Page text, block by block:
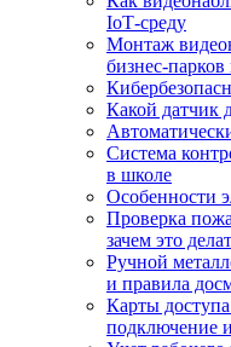
IoT‑среду
Монтаж
Какой датчик
Система
в школе
Особенности
Проверка
зачем это
Ручной
и правила
Карты
подключение